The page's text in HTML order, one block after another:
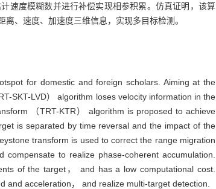
速度模糊数并进行补偿实现相参积累。仿真证明，该算
、速度、加速度三维信息，实现多目标检测。
for domestic and foreign scholars. Aiming at the
SKT-LVD） algorithm loses velocity information in the
（TRT-KTR） algorithm is proposed to achieve
is separated by time reversal and the impact of the
transform is used to correct the range migration
to realize phase-coherent accumulation.
of the target， and has a low computational cost.
and acceleration， and realize multi-target detection.